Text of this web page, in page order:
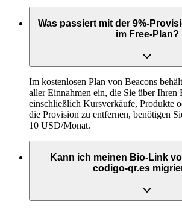
Was passiert mit der 9%-
im Free-Plan?
Im kostenlosen Plan von Beacons
aller Einnahmen ein, die Sie über
einschließlich Kursverkäufe, Produkte
die Provision zu entfernen, benötigen
10 USD/Monat.
Kann ich meinen Bio-Link
codigo-qr.es